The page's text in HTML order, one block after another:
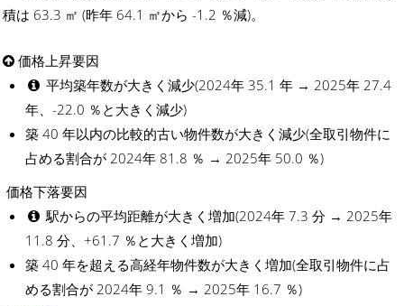
積は 63.3 ㎡ (昨年 64.1 ㎡から -1.2 ％減)。
価格上昇要因
平均築年数が大きく減少(2024年 35.1 年 → 2025年 27.4
年、-22.0 ％と大きく減少)
築 40 年以内の比較的古い物件数が大きく減少(全取引物件に
占める割合が 2024年 81.8 ％ → 2025年 50.0 ％)
価格下落要因
駅からの平均距離が大きく増加(2024年 7.3 分 → 2025年
11.8 分、+61.7 ％と大きく増加)
築 40 年を超える高経年物件数が大きく増加(全取引物件に占
める割合が 2024年 9.1 ％ → 2025年 16.7 ％)